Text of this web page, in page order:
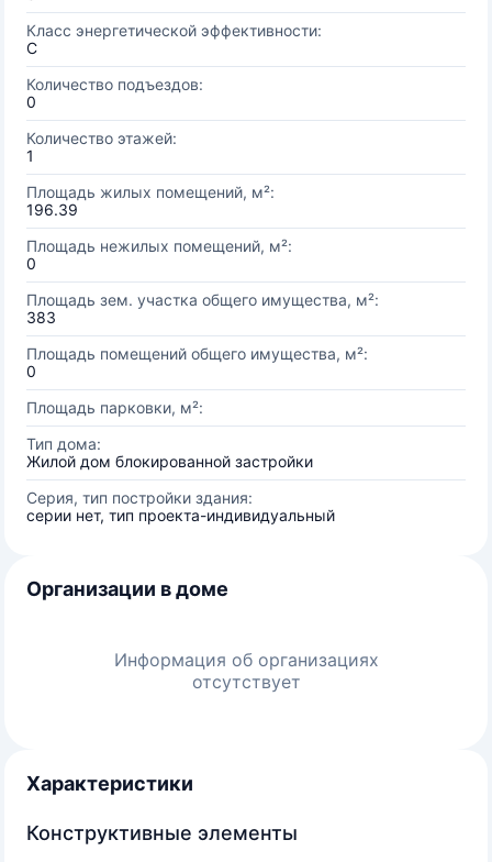
Класс энергетической эффективности:
C
Количество подъездов:
0
Количество этажей:
1
Площадь жилых помещений, м²:
196.39
Площадь нежилых помещений, м²:
0
Площадь зем. участка общего имущества, м²:
383
Площадь помещений общего имущества, м²:
0
Площадь парковки, м²:
Тип дома:
Жилой дом блокированной застройки
Серия, тип постройки здания:
серии нет, тип проекта-индивидуальный
Организации в доме
Информация об организациях
отсутствует
Характеристики
Конструктивные элементы